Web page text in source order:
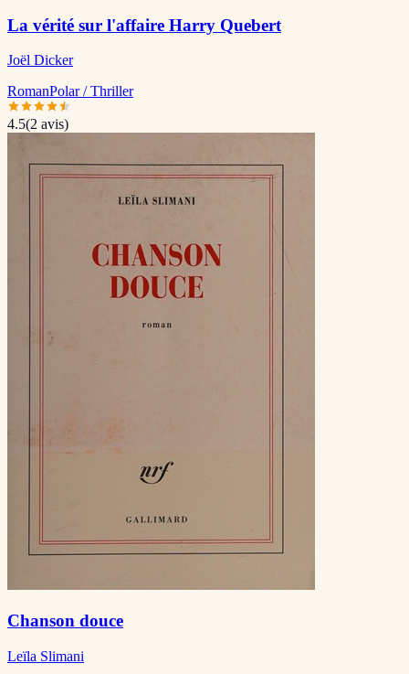
La vérité sur l'affaire Harry Quebert
Joël Dicker
RomanPolar / Thriller
4.5(2 avis)
Chanson douce
Leïla Slimani